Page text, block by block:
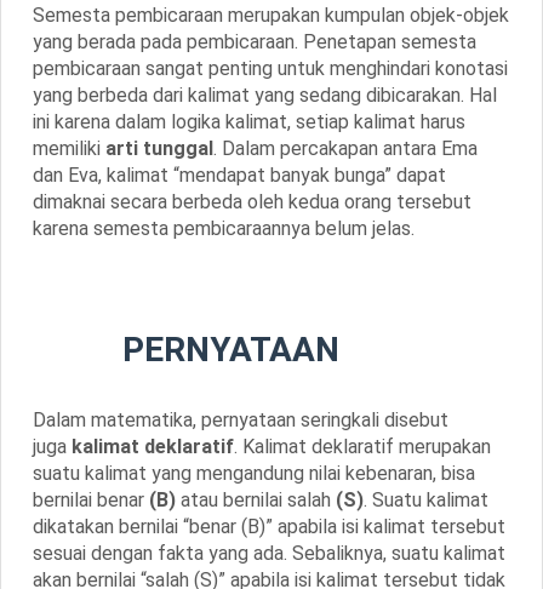
Semesta pembicaraan merupakan kumpulan objek-objek
yang berada pada pembicaraan. Penetapan semesta
pembicaraan sangat penting untuk menghindari konotasi
yang berbeda dari kalimat yang sedang dibicarakan. Hal
ini karena dalam logika kalimat, setiap kalimat harus
memiliki arti tunggal. Dalam percakapan antara Ema
dan Eva, kalimat “mendapat banyak bunga” dapat
dimaknai secara berbeda oleh kedua orang tersebut
karena semesta pembicaraannya belum jelas.
PERNYATAAN
Dalam matematika, pernyataan seringkali disebut
juga kalimat deklaratif. Kalimat deklaratif merupakan
suatu kalimat yang mengandung nilai kebenaran, bisa
bernilai benar (B) atau bernilai salah (S). Suatu kalimat
dikatakan bernilai “benar (B)” apabila isi kalimat tersebut
sesuai dengan fakta yang ada. Sebaliknya, suatu kalimat
akan bernilai “salah (S)” apabila isi kalimat tersebut tidak